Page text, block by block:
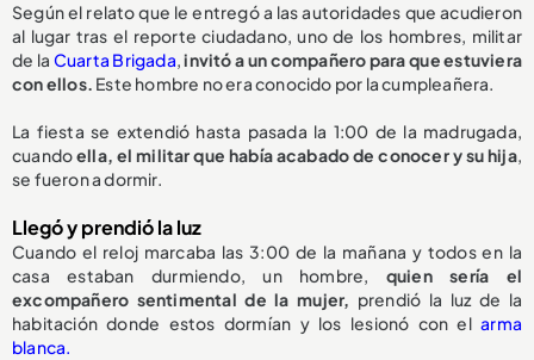
Según el relato que le entregó a las autoridades que acudieron
al lugar tras el reporte ciudadano, uno de los hombres, militar
de la Cuarta Brigada,invitó a un compañero para que estuviera
con ellos. Este hombre no era conocido por la cumpleañera.
La fiesta se extendió hasta pasada la 1:00 de la madrugada,
cuandoella, el militar que había acabado de conocer y su hija,
se fueron a dormir.
Llegó y prendió la luz
Cuando el reloj marcaba las 3:00 de la mañana y todos en la
casa estaban durmiendo, un hombre, quien sería el
excompañero sentimental de la mujer, prendió la luz de la
habitación donde estos dormían y los lesionó con elarma
blanca.